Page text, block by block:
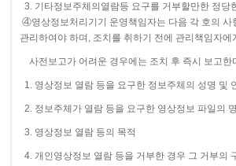
3. 기타정보주체의열람등 요구를 거부할만한 정당
④영상정보처리기기 운영책임자는 다음 각 호의 사
관리하여야 하며, 조치를 취하기 전에 관리책임자에
사전보고가 어려운 경우에는 조치 후 즉시 보고한
1. 영상정보 열람 등을 요구한 정보주체의 성명 및
2. 정보주체가 열람 등을 요구한 영상정보 파일의
3. 영상정보 열람 등의 목적
4. 개인영상정보 열람 등을 거부한 경우 그 거부의